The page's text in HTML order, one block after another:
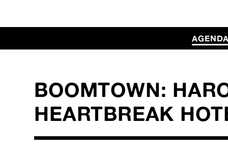
BOOMTOWN:
HEARTBREAK